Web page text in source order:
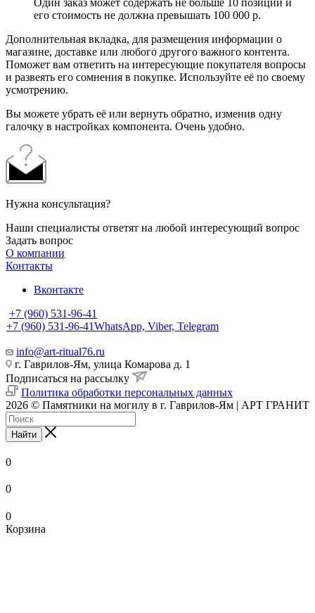
его стоимость не должна превышать 100 000 р.
Дополнительная вкладка, для размещения информации о
магазине, доставке или любого другого важного контента.
Поможет вам ответить на интересующие покупателя вопросы
и развеять его сомнения в покупке. Используйте её по своему
усмотрению.
Вы можете убрать её или вернуть обратно, изменив одну
галочку в настройках компонента. Очень удобно.
Нужна консультация?
Наши специалисты ответят на любой интересующий вопрос
Задать вопрос
О компании
Контакты
Вконтакте
+7 (960) 531-96-41
+7 (960) 531-96-41WhatsApp, Viber, Telegram
info@art-ritual76.ru
г. Гаврилов-Ям, улица Комарова д. 1
Подписаться на рассылку
Политика обработки персональных данных
2026 © Памятники на могилу в г. Гаврилов-Ям | АРТ ГРАНИТ
Найти
0
0
0
Корзина